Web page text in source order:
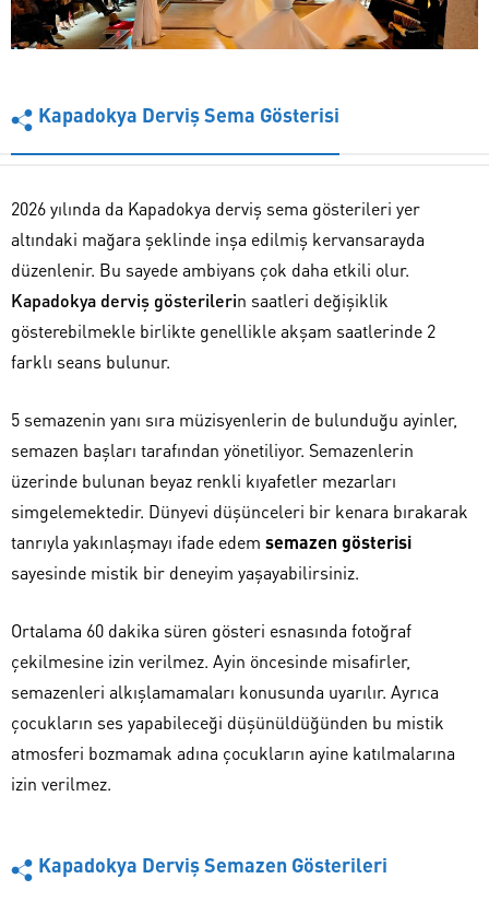
Kapadokya Derviş Sema Gösterisi
2026 yılında da Kapadokya derviş sema gösterileri yer
altındaki mağara şeklinde inşa edilmiş kervansarayda
düzenlenir. Bu sayede ambiyans çok daha etkili olur.
Kapadokya derviş gösterilerin saatleri değişiklik
gösterebilmekle birlikte genellikle akşam saatlerinde 2
farklı seans bulunur.
5 semazenin yanı sıra müzisyenlerin de bulunduğu ayinler,
semazen başları tarafından yönetiliyor. Semazenlerin
üzerinde bulunan beyaz renkli kıyafetler mezarları
simgelemektedir. Dünyevi düşünceleri bir kenara bırakarak
tanrıyla yakınlaşmayı ifade edem semazen gösterisi
sayesinde mistik bir deneyim yaşayabilirsiniz.
Ortalama 60 dakika süren gösteri esnasında fotoğraf
çekilmesine izin verilmez. Ayin öncesinde misafirler,
semazenleri alkışlamamaları konusunda uyarılır. Ayrıca
çocukların ses yapabileceği düşünüldüğünden bu mistik
atmosferi bozmamak adına çocukların ayine katılmalarına
izin verilmez.
Kapadokya Derviş Semazen Gösterileri